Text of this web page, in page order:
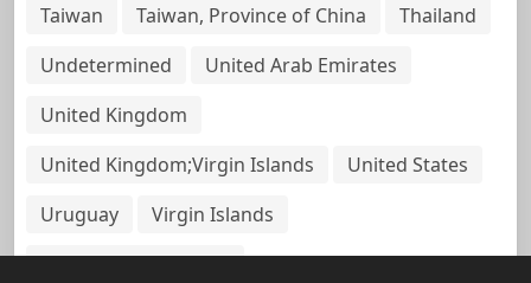
Taiwan
Taiwan, Province of China
Thailand
Undetermined
United Arab Emirates
United Kingdom
United Kingdom;Virgin Islands
United States
Uruguay
Virgin Islands
Virgin Islands, British